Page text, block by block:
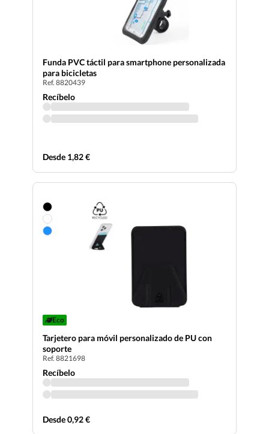
Funda PVC táctil para smartphone personalizada
para bicicletas
Ref. 8820439
Recíbelo
Desde 1,82 €
Eco
Tarjetero para móvil personalizado de PU con
soporte
Ref. 8821698
Recíbelo
Desde 0,92 €